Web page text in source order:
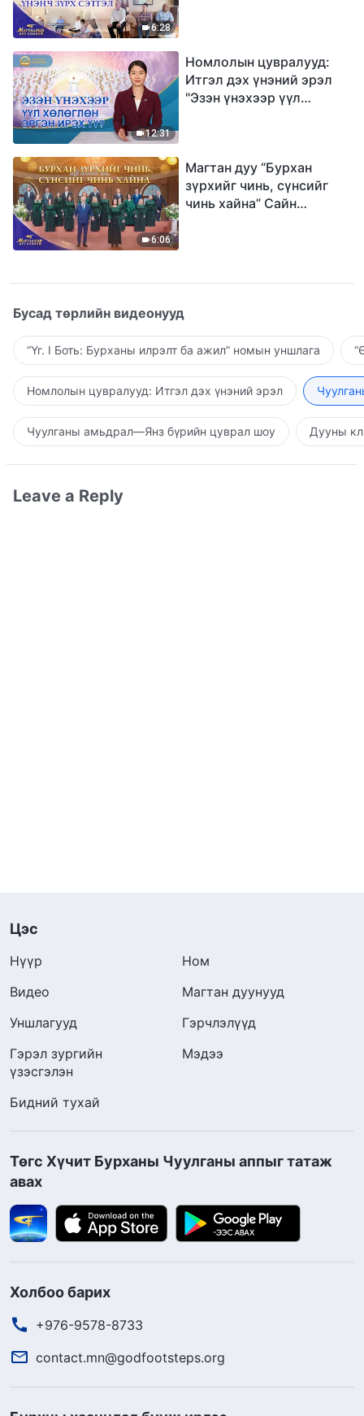
6:28
12:31
Номлолын цувралууд:
Итгэл дэх үнэний эрэл
"Эзэн үнэхээр үүл
6:06
Магтан дуу “Бурхан
зүрхийг чинь, сүнсийг
чинь хайна” Сайн
Бусад төрлийн видеонууд
“Үг. I Боть: Бурханы илрэлт ба ажил” номын уншлага
Номлолын цувралууд: Итгэл дэх үнэний эрэл
Чуулганы амьдрал—Янз бүрийн цуврал шоу Дууны
Leave a Reply
Цэс
Нүүр
Ном
Видео
Магтан дуунууд
Уншлагууд
Гэрчлэлүүд
Гэрэл зургийн
үзэсгэлэн
Мэдээ
Бидний тухай
Төгс Хүчит Бурханы Чуулганы аппыг татаж
авах
Холбоо барих
+976-9578-8733
contact.mn@godfootsteps.org